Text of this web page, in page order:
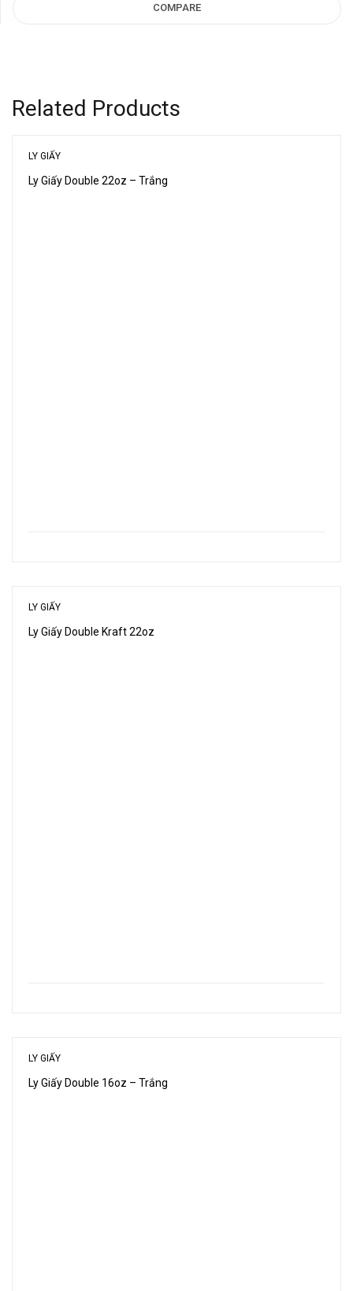
COMPARE
Related Products
LY GIẤY
Ly Giấy Double 22oz – Trắng
LY GIẤY
Ly Giấy Double Kraft 22oz
LY GIẤY
Ly Giấy Double 16oz – Trắng